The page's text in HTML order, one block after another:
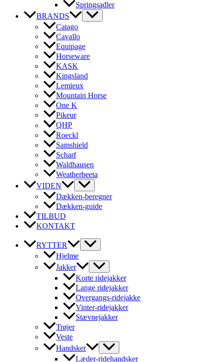
Springsadler
BRANDS
Catago
Cavallo
Equipage
Horseware
KASK
Kingsland
Lemieux
Mountain Horse
One K
Pikeur
QHP
Roeckl
Samshield
Scharf
Waldhausen
Weatherbeeta
VIDEN
Dækken-beregner
Dækken-guide
TILBUD
KONTAKT
RYTTER
Hjelme
Jakker
Korte ridejakker
Lange ridejakker
Overgangs-ridejakke
Vinter-ridejakker
Stævnejakker
Trøjer
Veste
Handsker
Læder-ridehandsker